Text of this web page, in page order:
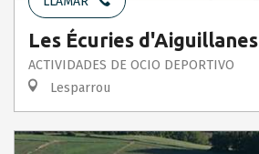
Les Écuries d'Aiguillanes
ACTIVIDADES DE OCIO DEPORTIVO
Lesparrou